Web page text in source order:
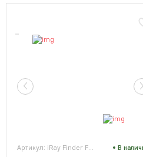
Артикул: iRay Finder FH 25R В